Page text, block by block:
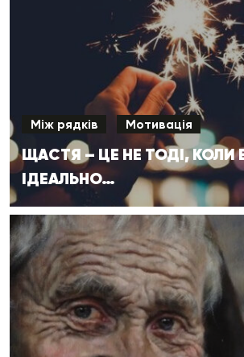
Між рядків Мотивація
ЩАСТЯ – ЦЕ НЕ ТОДІ, КОЛИ
ІДЕАЛЬНО…